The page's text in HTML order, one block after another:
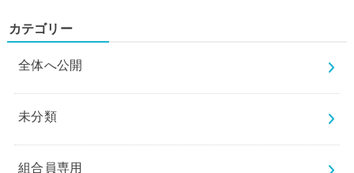
カテゴリー
全体へ公開
未分類